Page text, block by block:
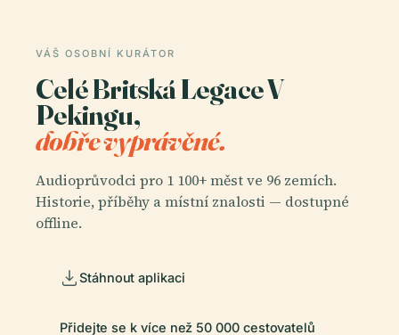
VÁŠ OSOBNÍ KURÁTOR
Celé Britská Legace V
Pekingu,
dobře vyprávěné.
Audioprůvodci pro 1 100+ měst ve 96 zemích.
Historie, příběhy a místní znalosti — dostupné
offline.
Stáhnout aplikaci
Přidejte se k více než 50 000 cestovatelů